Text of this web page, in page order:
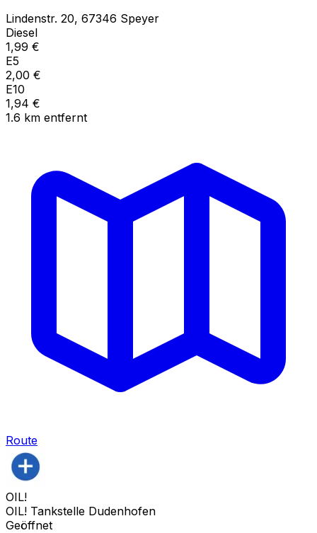
Lindenstr. 20, 67346 Speyer
Diesel
1,99 €
E5
2,00 €
E10
1,94 €
1.6 km entfernt
Route
OIL!
OIL! Tankstelle Dudenhofen
Geöffnet